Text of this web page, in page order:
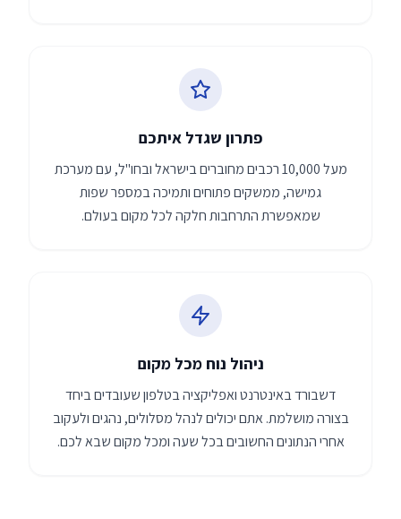
פתרון שגדל איתכם
מעל 10,000 רכבים מחוברים בישראל ובחו"ל, עם מערכת
גמישה, ממשקים פתוחים ותמיכה במספר שפות
שמאפשרת התרחבות חלקה לכל מקום בעולם.
ניהול נוח מכל מקום
דשבורד באינטרנט ואפליקציה בטלפון שעובדים ביחד
בצורה מושלמת. אתם יכולים לנהל מסלולים, נהגים ולעקוב
אחרי הנתונים החשובים בכל שעה ומכל מקום שבא לכם.